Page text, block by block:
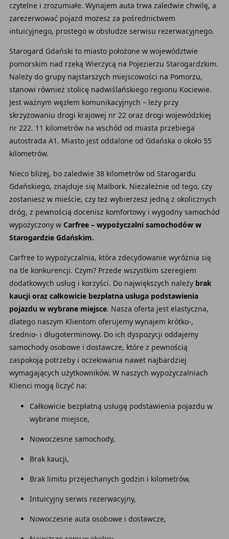
czytelne i zrozumiałe. Wynajem auta trwa zaledwie chwilę, a
zarezerwować pojazd możesz za pośrednictwem
intuicyjnego, prostego w obsłudze serwisu rezerwacyjnego.
Starogard Gdański to miasto położone w województwie
pomorskim nad rzeką Wierzycą na Pojezierzu Starogardzkim.
Należy do grupy najstarszych miejscowości na Pomorzu,
stanowi również stolicę nadwiślańskiego regionu Kociewie.
Jest ważnym węzłem komunikacyjnych – leży przy
skrzyżowaniu drogi krajowej nr 22 oraz drogi wojewódzkiej
nr 222. 11 kilometrów na wschód od miasta przebiega
autostrada A1. Miasto jest oddalone od Gdańska o około 55
kilometrów.
Nieco bliżej, bo zaledwie 38 kilometrów od Starogardu
Gdańskiego, znajduje się Malbork. Niezależnie od tego, czy
zostaniesz w mieście, czy też wybierzesz jedną z okolicznych
dróg, z pewnością docenisz komfortowy i wygodny samochód
wypożyczony w Carfree – wypożyczalni samochodów w
Starogardzie Gdańskim.
Carfree to wypożyczalnia, która zdecydowanie wyróżnia się
na tle konkurencji. Czym? Przede wszystkim szeregiem
dodatkowych usług i korzyści. Do największych należy brak
kaucji oraz całkowicie bezpłatna usługa podstawienia
pojazdu w wybrane miejsce. Nasza oferta jest elastyczna,
dlatego naszym Klientom oferujemy wynajem krótko-,
średnio- i długoterminowy. Do ich dyspozycji oddajemy
samochody osobowe i dostawcze, które z pewnością
zaspokoją potrzeby i oczekiwania nawet najbardziej
wymagających użytkowników. W naszych wypożyczalniach
Klienci mogą liczyć na:
Całkowicie bezpłatną usługę podstawienia pojazdu w
wybrane miejsce,
Nowoczesne samochody,
Brak kaucji,
Brak limitu przejechanych godzin i kilometrów,
Intuicyjny serwis rezerwacyjny,
Nowoczesne auta osobowe i dostawcze,